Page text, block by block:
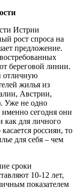
Истрии
рост спроса на
предложение.
береговой линии.
отличную
жилья из
Австрии,
Уже не одно
именно сегодня они
как для личного
россиян, то
для себя – чем
сроки
10-12 лет,
показателем